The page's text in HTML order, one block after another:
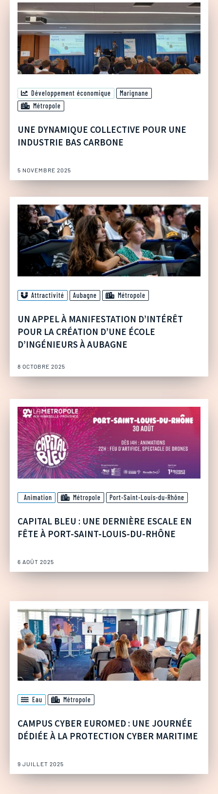
Développement économique
Marignane
Métropole
UNE DYNAMIQUE COLLECTIVE POUR UNE
INDUSTRIE BAS CARBONE
5 NOVEMBRE 2025
Attractivité Aubagne Métropole
UN APPEL À MANIFESTATION D’INTÉRÊT
POUR LA CRÉATION D’UNE ÉCOLE
D’INGÉNIEURS À AUBAGNE
8 OCTOBRE 2025
Animation Métropole Port-Saint-Louis-du-Rhône
CAPITAL BLEU : UNE DERNIÈRE ESCALE EN
FÊTE À PORT-SAINT-LOUIS-DU-RHÔNE
6 AOÛT 2025
Eau Métropole
CAMPUS CYBER EUROMED : UNE JOURNÉE
DÉDIÉE À LA PROTECTION CYBER MARITIME
9 JUILLET 2025